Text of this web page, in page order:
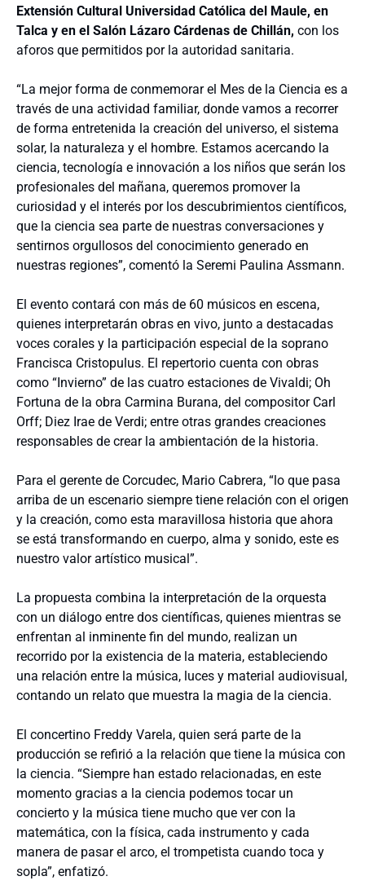
Extensión Cultural Universidad Católica del Maule, en
Talca y en el Salón Lázaro Cárdenas de Chillán, con los
aforos que permitidos por la autoridad sanitaria.
“La mejor forma de conmemorar el Mes de la Ciencia es a
través de una actividad familiar, donde vamos a recorrer
de forma entretenida la creación del universo, el sistema
solar, la naturaleza y el hombre. Estamos acercando la
ciencia, tecnología e innovación a los niños que serán los
profesionales del mañana, queremos promover la
curiosidad y el interés por los descubrimientos científicos,
que la ciencia sea parte de nuestras conversaciones y
sentirnos orgullosos del conocimiento generado en
nuestras regiones”, comentó la Seremi Paulina Assmann.
El evento contará con más de 60 músicos en escena,
quienes interpretarán obras en vivo, junto a destacadas
voces corales y la participación especial de la soprano
Francisca Cristopulus. El repertorio cuenta con obras
como “Invierno” de las cuatro estaciones de Vivaldi; Oh
Fortuna de la obra Carmina Burana, del compositor Carl
Orff; Diez Irae de Verdi; entre otras grandes creaciones
responsables de crear la ambientación de la historia.
Para el gerente de Corcudec, Mario Cabrera, “lo que pasa
arriba de un escenario siempre tiene relación con el origen
y la creación, como esta maravillosa historia que ahora
se está transformando en cuerpo, alma y sonido, este es
nuestro valor artístico musical”.
La propuesta combina la interpretación de la orquesta
con un diálogo entre dos científicas, quienes mientras se
enfrentan al inminente fin del mundo, realizan un
recorrido por la existencia de la materia, estableciendo
una relación entre la música, luces y material audiovisual,
contando un relato que muestra la magia de la ciencia.
El concertino Freddy Varela, quien será parte de la
producción se refirió a la relación que tiene la música con
la ciencia. “Siempre han estado relacionadas, en este
momento gracias a la ciencia podemos tocar un
concierto y la música tiene mucho que ver con la
matemática, con la física, cada instrumento y cada
manera de pasar el arco, el trompetista cuando toca y
sopla”, enfatizó.